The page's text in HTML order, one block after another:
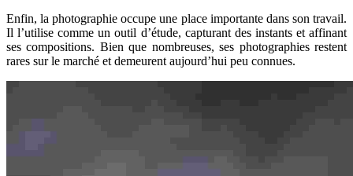
Enfin, la photographie occupe une place importante dans son travail.
Il l’utilise comme un outil d’étude, capturant des instants et affinant
ses compositions. Bien que nombreuses, ses photographies restent
rares sur le marché et demeurent aujourd’hui peu connues.